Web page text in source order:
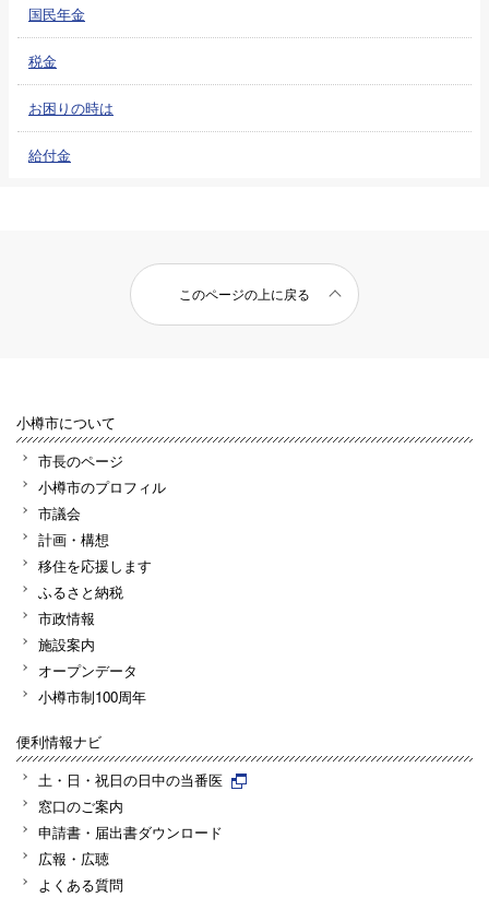
国民年金
税金
お困りの時は
給付金
このページの上に戻る
小樽市について
市長のページ
小樽市のプロフィル
市議会
計画・構想
移住を応援します
ふるさと納税
市政情報
施設案内
オープンデータ
小樽市制100周年
便利情報ナビ
土・日・祝日の日中の当番医
窓口のご案内
申請書・届出書ダウンロード
広報・広聴
よくある質問